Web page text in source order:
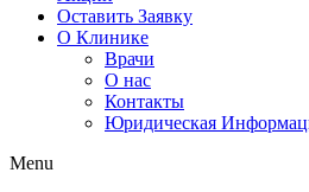
Оставить Заявку
О Клинике
Врачи
О нас
Контакты
Юридическая
Menu